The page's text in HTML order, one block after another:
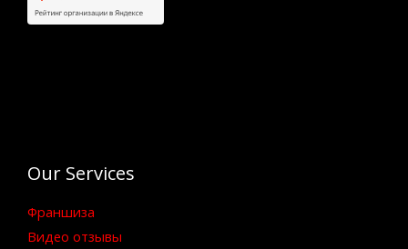
Our Services
Франшиза
Видео отзывы